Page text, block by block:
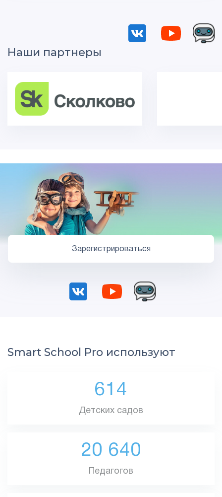
Наши партнеры
Зарегистрироваться
Smart School Pro используют
614
Детских садов
20 640
Педагогов